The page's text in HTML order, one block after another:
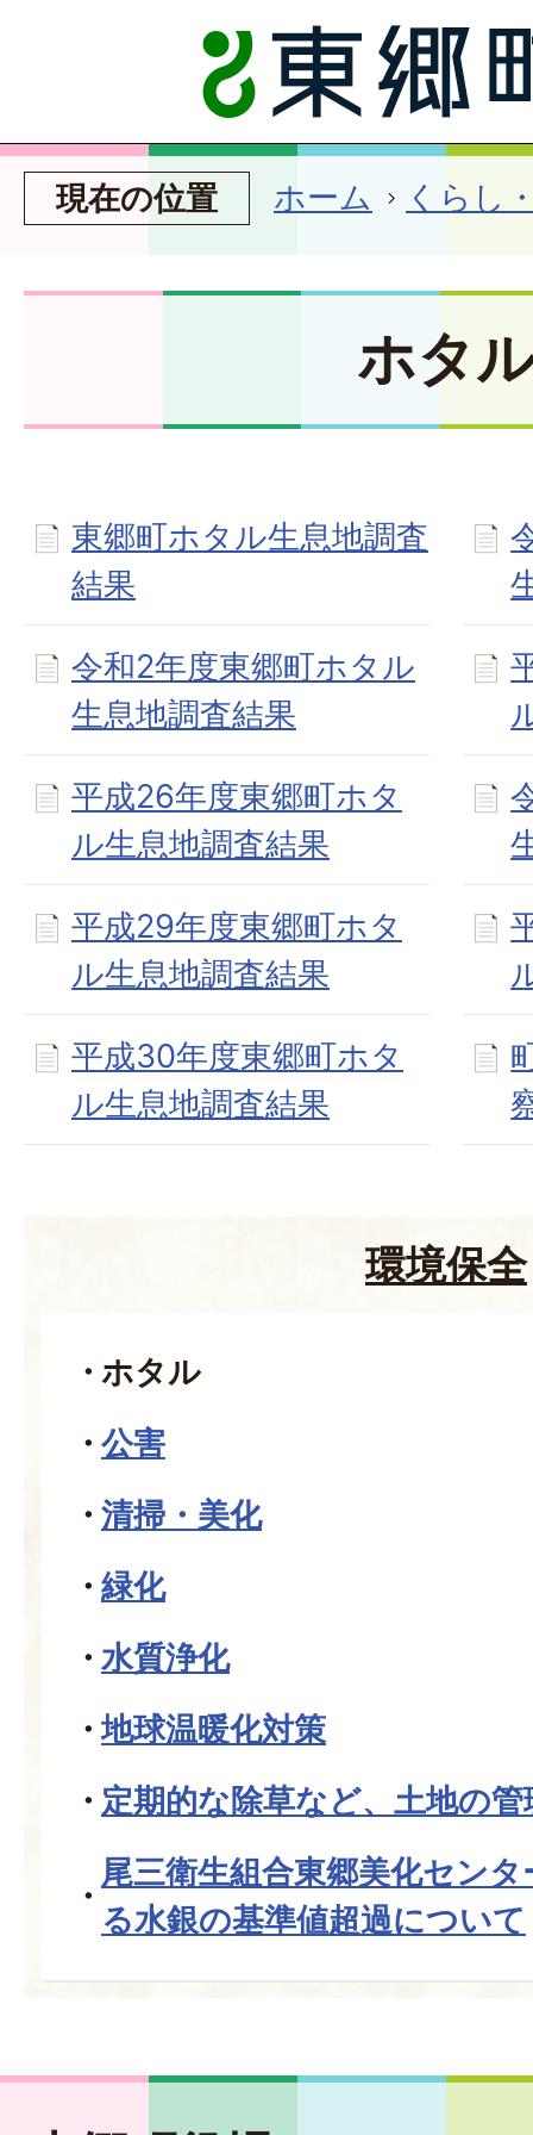
現在の位置 ホーム くらし
ホタ
東郷町ホタル生息地調査
結果
令和2年度東郷町ホタル
生息地調査結果
平成26年度東郷町ホタ
ル生息地調査結果
平成29年度東郷町ホタ
ル生息地調査結果
平成30年度東郷町ホタ
ル生息地調査結果
環境保全
ホタル
公害
清掃・美化
緑化
水質浄化
地球温暖化対策
定期的な除草など、土地の
尾三衛生組合東郷美化セン
る水銀の基準値超過について